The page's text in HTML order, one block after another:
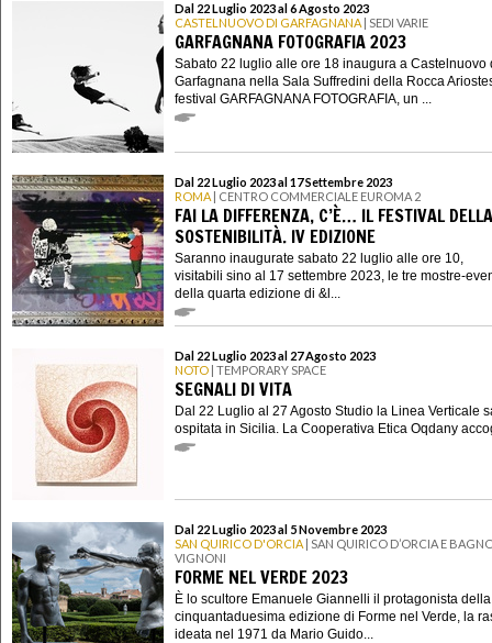
Dal 22 Luglio 2023 al 6 Agosto 2023
CASTELNUOVO DI GARFAGNANA | SEDI VARIE
GARFAGNANA FOTOGRAFIA 2023
Sabato 22 luglio alle ore 18 inaugura a Castelnuovo
Garfagnana nella Sala Suffredini della Rocca
festival GARFAGNANA FOTOGRAFIA, un ...
Dal 22 Luglio 2023 al 17 Settembre 2023
ROMA | CENTRO COMMERCIALE EUROMA 2
FAI LA DIFFERENZA, C’È… IL FESTIVAL DELLA
SOSTENIBILITÀ. IV EDIZIONE
Saranno inaugurate sabato 22 luglio alle ore 10,
visitabili sino al 17 settembre 2023, le tre mostre-
della quarta edizione di &l...
Dal 22 Luglio 2023 al 27 Agosto 2023
NOTO | TEMPORARY SPACE
SEGNALI DI VITA
Dal 22 Luglio al 27 Agosto Studio la Linea Verticale
ospitata in Sicilia. La Cooperativa Etica Oqdany
Dal 22 Luglio 2023 al 5 Novembre 2023
SAN QUIRICO D'ORCIA | SAN QUIRICO D’ORCIA E
VIGNONI
FORME NEL VERDE 2023
È lo scultore Emanuele Giannelli il protagonista della
cinquantaduesima edizione di Forme nel Verde, la
ideata nel 1971 da Mario Guido...